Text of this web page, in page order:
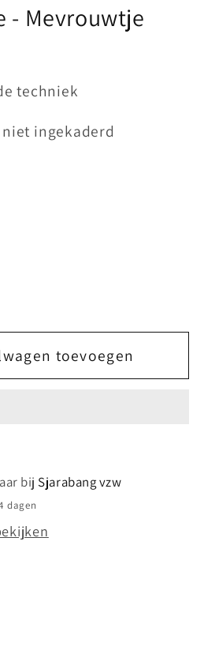
- Mevrouwtje
techniek
ingekaderd
toevoegen
bij Sjarabang vzw
dagen